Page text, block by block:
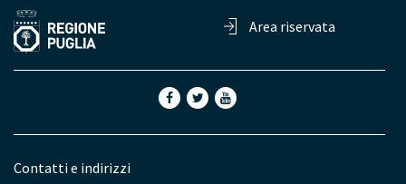
Area riservata
Contatti e indirizzi